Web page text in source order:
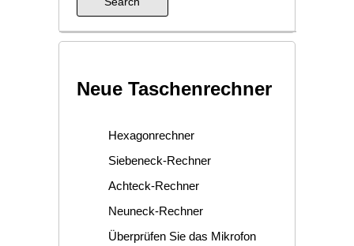
Neue Taschenrechner
Hexagonrechner
Siebeneck-Rechner
Achteck-Rechner
Neuneck-Rechner
Überprüfen Sie das Mikrofon